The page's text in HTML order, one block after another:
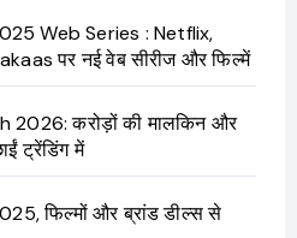
Web Series : Netflix,
पर नई वेब सीरीज और फिल्में
करोड़ों की मालकिन और
ट्रेंडिंग में
फिल्मों और ब्रांड डील्स से